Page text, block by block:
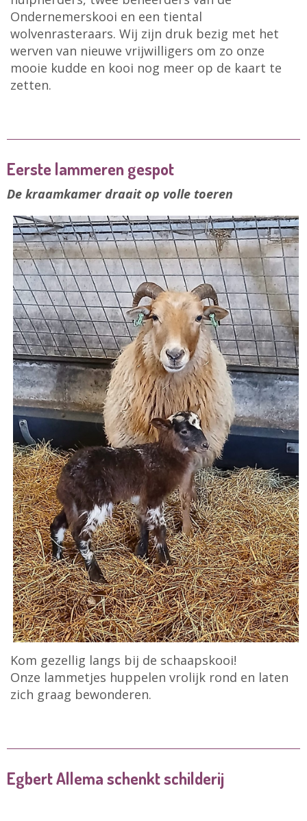
Ondernemerskooi en een tiental
wolvenrasteraars. Wij zijn druk bezig met het
werven van nieuwe vrijwilligers om zo onze
mooie kudde en kooi nog meer op de kaart te
zetten.
Eerste lammeren gespot
De kraamkamer draait op volle toeren
Kom gezellig langs bij de schaapskooi!
Onze lammetjes huppelen vrolijk rond en laten
zich graag bewonderen.
Egbert Allema schenkt schilderij